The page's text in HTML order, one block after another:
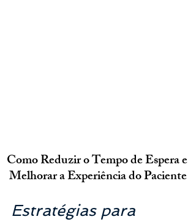
Como Reduzir o Tempo de Espera e
Melhorar a Experiência do Paciente
Estratégias para